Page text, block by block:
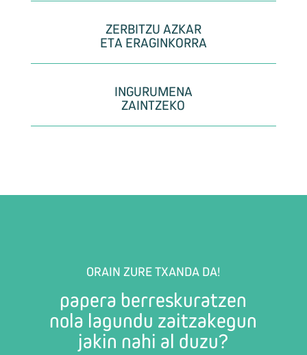
ZERBITZU AZKAR
ETA ERAGINKORRA
INGURUMENA
ZAINTZEKO
ORAIN ZURE TXANDA DA!
papera berreskuratzen
nola lagundu zaitzakegun
jakin nahi al duzu?